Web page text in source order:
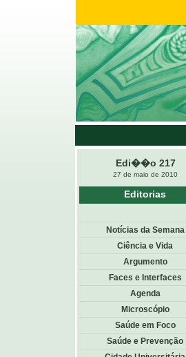
Edi��o 217
27 de maio de 2010
Editorias
Notícias da Semana
Ciência e Vida
Argumento
Faces e Interfaces
Agenda
Microscópio
Saúde em Foco
Saúde e Prevenção